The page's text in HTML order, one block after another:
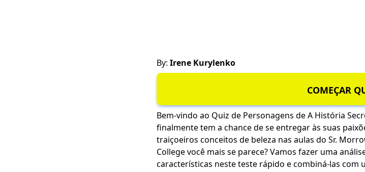
By: Irene Kurylenko
COMEÇAR
Bem-vindo ao Quiz de Personagens de A História
finalmente tem a chance de se entregar às suas
traiçoeiros conceitos de beleza nas aulas do Sr.
College você mais se parece? Vamos fazer uma
características neste teste rápido e combiná-las com